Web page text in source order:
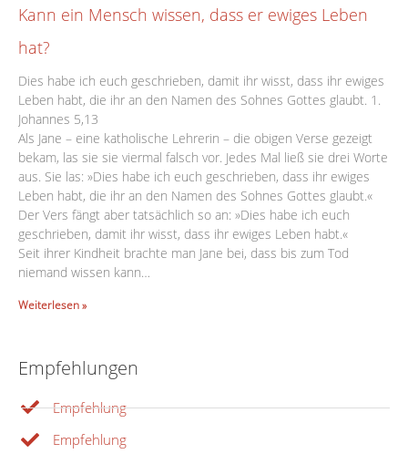
Kann ein Mensch wissen, dass er ewiges Leben
hat?
Dies habe ich euch geschrieben, damit ihr wisst, dass ihr ewiges
Leben habt, die ihr an den Namen des Sohnes Gottes glaubt. 1.
Johannes 5,13
Als Jane – eine katholische Lehrerin – die obigen Verse gezeigt
bekam, las sie sie viermal falsch vor. Jedes Mal ließ sie drei Worte
aus. Sie las: »Dies habe ich euch geschrieben, dass ihr ewiges
Leben habt, die ihr an den Namen des Sohnes Gottes glaubt.«
Der Vers fängt aber tatsächlich so an: »Dies habe ich euch
geschrieben, damit ihr wisst, dass ihr ewiges Leben habt.«
Seit ihrer Kindheit brachte man Jane bei, dass bis zum Tod
niemand wissen kann…
Weiterlesen »
Empfehlungen
Empfehlung
Empfehlung